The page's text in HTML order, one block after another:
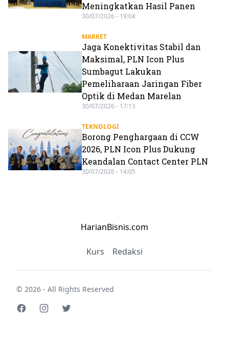
Meningkatkan Hasil Panen
30/07/2026 - 19:04
MARKET
Jaga Konektivitas Stabil dan
Maksimal, PLN Icon Plus
Sumbagut Lakukan
Pemeliharaan Jaringan Fiber
Optik di Medan Marelan
30/07/2026 - 17:13
TEKNOLOGI
Borong Penghargaan di CCW
2026, PLN Icon Plus Dukung
Keandalan Contact Center PLN
30/07/2026 - 14:05
HarianBisnis.com
Kurs Redaksi
© 2026 - All Rights Reserved